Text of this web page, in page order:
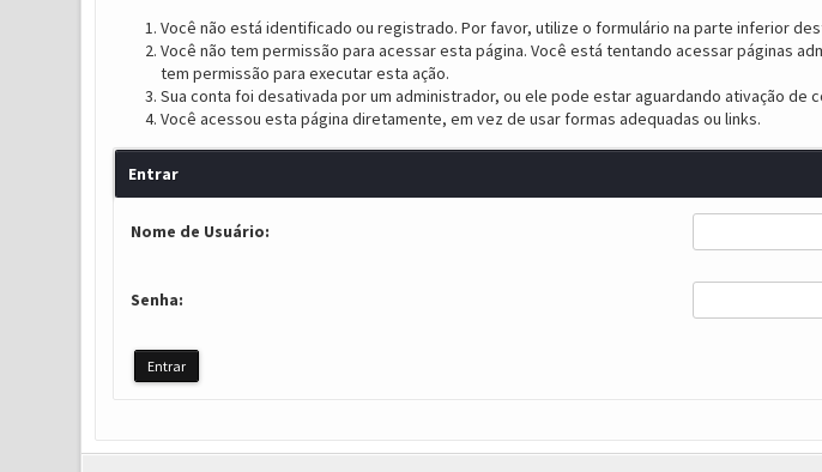
Você não está identificado ou registrado. Por favor, utilize o formulário na parte inferior
Você não tem permissão para acessar esta página. Você está tentando acessar páginas
tem permissão para executar esta ação.
Sua conta foi desativada por um administrador, ou ele pode estar aguardando ativação de
Você acessou esta página diretamente, em vez de usar formas adequadas ou links.
Entrar
Nome de Usuário:
Senha: